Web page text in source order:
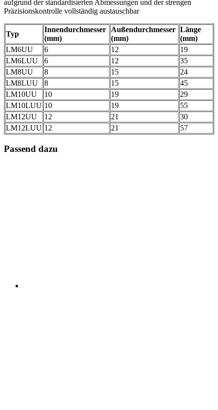
aufgrund der standardisierten Abmessungen und der strengen
Präzisionskontrolle vollständig austauschbar
Typ
Innendurchmesser
(mm)
Außendurchmesser
(mm)
Länge
(mm)
LM6UU
6 12
19
LM6LUU
6 12
35
LM8UU
8 15
24
LM8LUU
8 15
45
LM10UU
10 19
29
LM10LUU 10 19
55
LM12UU
12 21
30
LM12LUU 12 21 57
Passend dazu